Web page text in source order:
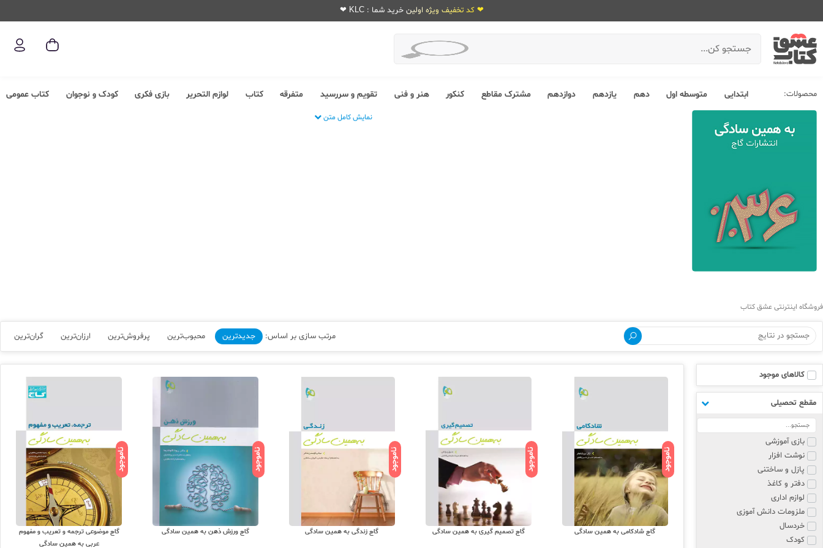
❤ کد تخفیف ویژه اولین خرید شما : KLC ❤
محصولات: ابتدایی متوسطه اول دهم یازدهم دوازدهم مشترک مقاطع کنکور هنر و فنی تقویم و سررسید متفرقه کتاب لوازم التحریر بازی فکری کودک و نوجوان کتاب عمومی
نمایش کامل متن
فروشگاه اینترنتی عشق کتاب
مرتب سازی بر اساس: جدیدترین محبوب‌ترین پرفروش‌ترین ارزان‌ترین گران‌ترین
کالاهای موجود
مقطع تحصیلی
بازی آموزشی
نوشت افزار
پازل و ساختنی
دفتر و کاغذ
لوازم اداری
ملزومات دانش آموزی
خردسال
کودک
ناموجود
گاج شادکامی به همین سادگی
ناموجود
گاج تصمیم گیری به همین سادگی
ناموجود
گاج زندگی به همین سادگی
ناموجود
گاج ورزش ذهن به همین سادگی
ناموجود
گاج موضوعی ترجمه و تعریب و مفهوم
عربی به همین سادگی